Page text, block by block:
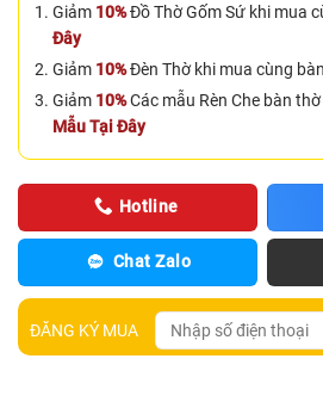
Giảm 10%Đồ Thờ Gốm Sứ khi mua
Đây
Giảm 10%Đèn Thờ khi mua cùng
Giảm 10%Các mẫu Rèn Che bàn
Mẫu Tại Đây
Hotline
Chat Zalo
ĐĂNG KÝ MUA